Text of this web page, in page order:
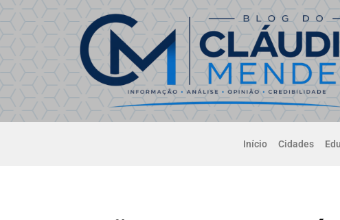
Início Cidades